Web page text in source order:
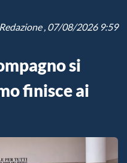
Redazione, 07/08/2026 9:59
si
finisce ai